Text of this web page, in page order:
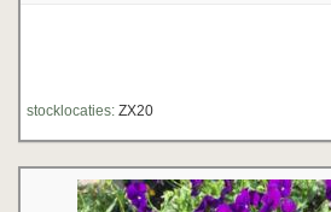
stocklocaties: ZX20